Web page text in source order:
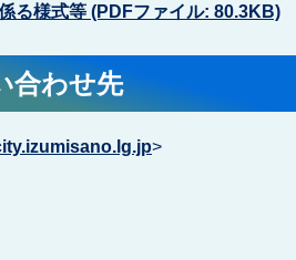
る様式等 (PDFファイル: 80.3KB)
合わせ先
>